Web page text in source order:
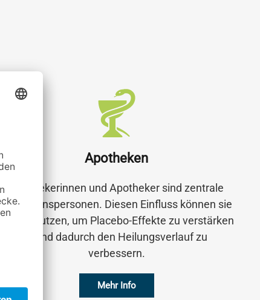
Apotheken
Apothekerinnen und Apotheker sind zentrale
Vertrauenspersonen. Diesen Einfluss können sie
gezielt nutzen, um Placebo-Effekte zu verstärken
– und dadurch den Heilungsverlauf zu
verbessern.
Mehr Info